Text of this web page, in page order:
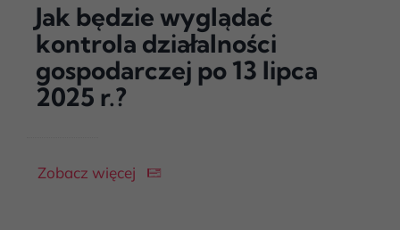
Jak będzie wyglądać
kontrola działalności
gospodarczej po 13 lipca
2025 r.?
Zobacz więcej